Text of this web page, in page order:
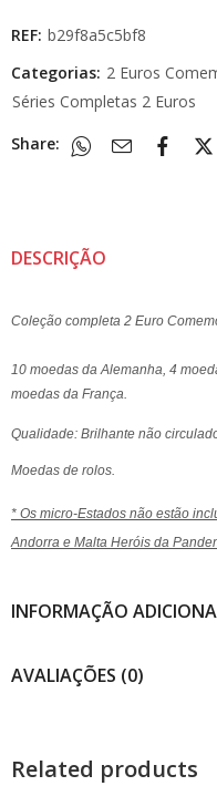
REF: b29f8a5c5bf8
Categorias: 2 Euros
Séries Completas 2 Euros
Share:
DESCRIÇÃO
Coleção completa 2 Euro
10 moedas da Alemanha, 4
moedas da França.
Qualidade: Brilhante não
Moedas de rolos.
* Os micro-Estados não estão
Andorra e Malta Heróis da
INFORMAÇÃO
AVALIAÇÕES (0)
Related products